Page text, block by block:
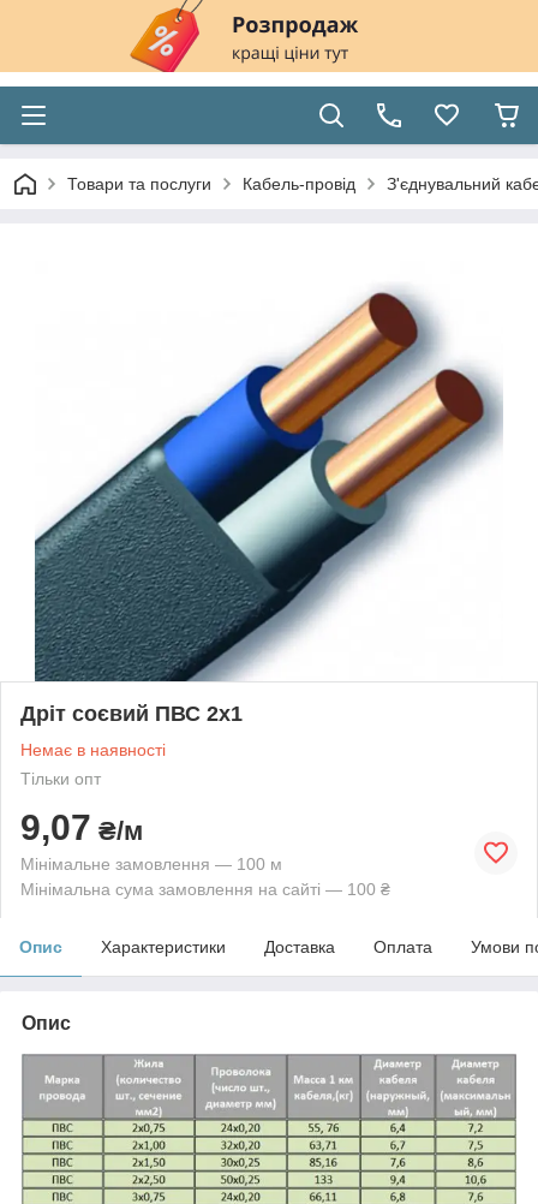
Товари та послуги Кабель-провід З'єднувальний
Дріт соєвий ПВС 2х1
Немає в наявності
Тільки опт
9,07 ₴/м
Мінімальне замовлення — 100 м
Мінімальна сума замовлення на сайті — 100 ₴
Опис Характеристики Доставка Оплата Умови
Опис